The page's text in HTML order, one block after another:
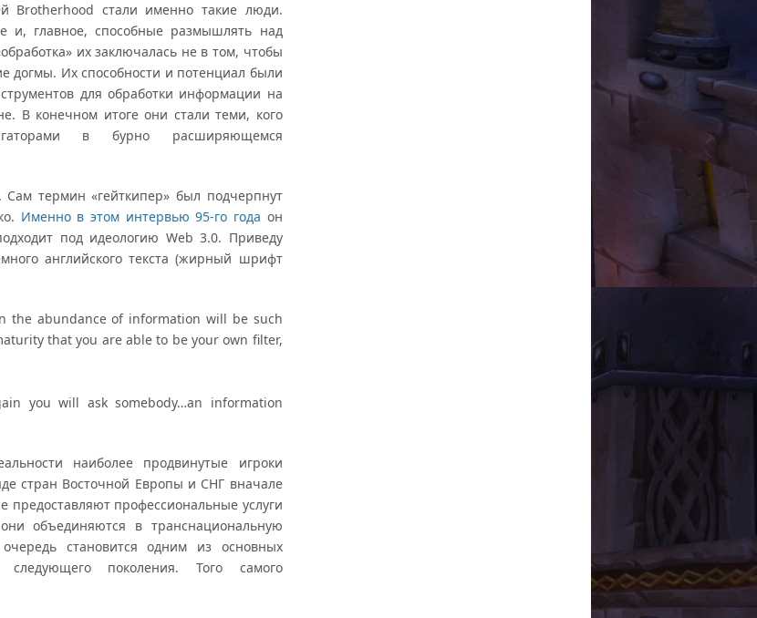
Brotherhood стали именно такие люди.
и, главное, способные размышлять над
их заключалась не в том, чтобы
догмы. Их способности и потенциал были
для обработки информации на
В конечном итоге они стали теми, кого
в бурно расширяющемся
термин «гейткипер» был подчерпнут
Именно в этом интервью 95-го года он
под идеологию Web 3.0. Приведу
английского текста (жирный шрифт
the abundance of information will be such
that you are able to be your own filter,
you will ask somebody…an information
наиболее продвинутые игроки
стран Восточной Европы и СНГ вначале
профессиональные услуги
объединяются в транснациональную
становится одним из основных
следующего поколения. Того самого